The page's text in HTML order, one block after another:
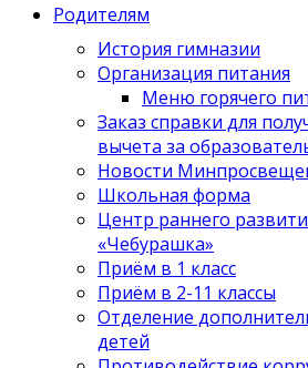
Родителям
История гимназии
Организация питания
Меню горячего
Заказ справки для
вычета за
Новости
Школьная форма
Центр раннего
«Чебурашка»
Приём в 1 класс
Приём в 2-11 классы
Отделение
детей